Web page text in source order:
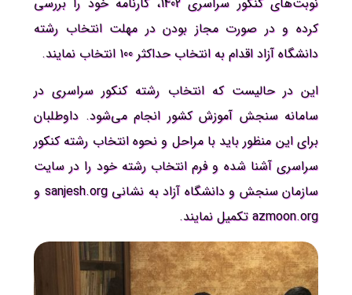
کرده و در صورت مجاز بودن در مهلت انتخاب رشته
دانشگاه آزاد اقدام به انتخاب حداکثر 100 انتخاب نمایند.
این در حالیست که انتخاب رشته کنکور سراسری در
سامانه سنجش آموزش کشور انجام می‌شود. داوطلبان
برای این منظور باید با مراحل و نحوه انتخاب رشته کنکور
سراسری آشنا شده و فرم انتخاب رشته خود را در سایت
سازمان سنجش و دانشگاه آزاد به نشانی sanjesh.org و
azmoon.org تکمیل نمایند.